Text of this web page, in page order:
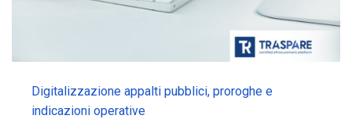
Digitalizzazione appalti pubblici, proroghe e
indicazioni operative